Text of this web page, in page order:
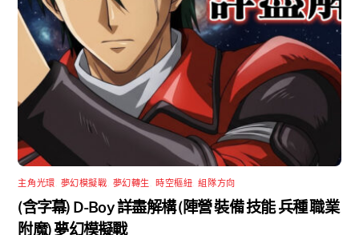
主角光環 夢幻模擬戰 夢幻轉生 時空樞紐 ,組隊方向
(含字幕) D-Boy 詳盡解構 (陣營 裝備 技能 兵種 職業
附魔) 夢幻模擬戰